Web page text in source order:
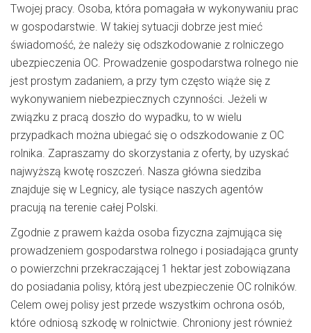
Twojej pracy. Osoba, która pomagała w wykonywaniu prac
w gospodarstwie. W takiej sytuacji dobrze jest mieć
świadomość, że należy się odszkodowanie z rolniczego
ubezpieczenia OC. Prowadzenie gospodarstwa rolnego nie
jest prostym zadaniem, a przy tym często wiąże się z
wykonywaniem niebezpiecznych czynności. Jeżeli w
związku z pracą doszło do wypadku, to w wielu
przypadkach można ubiegać się o odszkodowanie z OC
rolnika. Zapraszamy do skorzystania z oferty, by uzyskać
najwyższą kwotę roszczeń. Nasza główna siedziba
znajduje się w Legnicy, ale tysiące naszych agentów
pracują na terenie całej Polski.
Zgodnie z prawem każda osoba fizyczna zajmująca się
prowadzeniem gospodarstwa rolnego i posiadająca grunty
o powierzchni przekraczającej 1 hektar jest zobowiązana
do posiadania polisy, którą jest ubezpieczenie OC rolników.
Celem owej polisy jest przede wszystkim ochrona osób,
które odniosą szkodę w rolnictwie. Chroniony jest również